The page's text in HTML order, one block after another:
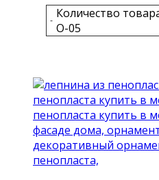
- Количество
О-05